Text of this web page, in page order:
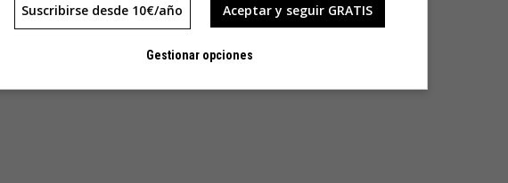
Aceptar y seguir GRATIS
Suscribirse desde 10€/año
Gestionar opciones